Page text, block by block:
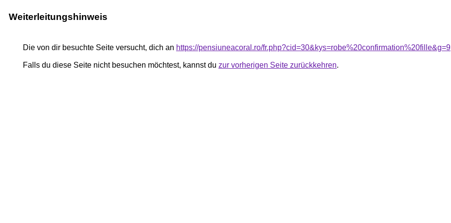
Weiterleitungshinweis
Die von dir besuchte Seite versucht, dich an https://pensiuneacoral.ro/fr.php?cid=30&kys=robe%20confirmation%20fille&g=9
Falls du diese Seite nicht besuchen möchtest, kannst du zur vorherigen Seite zurückkehren.